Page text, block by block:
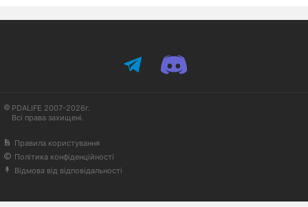
PDALIFE 2007-2026г.
Всі права захищені.
Правила користування
Політика конфіденційності
Відмова від відповідальності